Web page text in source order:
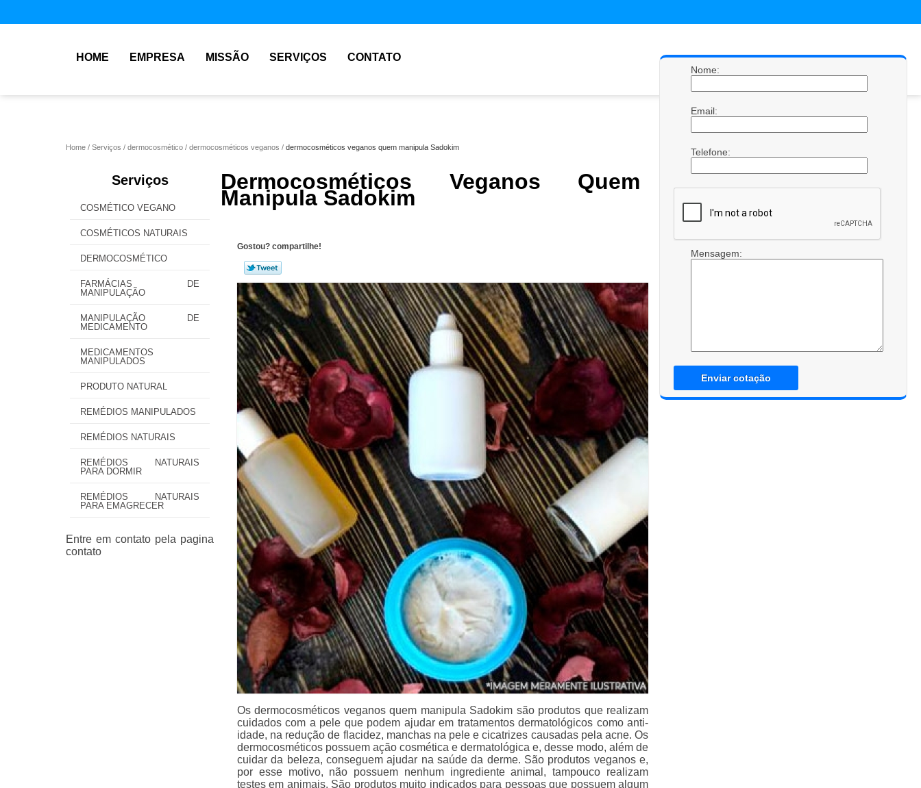
HOME EMPRESA MISSÃO SERVIÇOS CONTATO
Home Serviços dermocosmético dermocosméticos veganos dermocosméticos veganos quem manipula Sadokim
Serviços
COSMÉTICO VEGANO
COSMÉTICOS NATURAIS
DERMOCOSMÉTICO
FARMÁCIAS DE
MANIPULAÇÃO
MANIPULAÇÃO DE
MEDICAMENTO
MEDICAMENTOS
MANIPULADOS
PRODUTO NATURAL
REMÉDIOS MANIPULADOS
REMÉDIOS NATURAIS
REMÉDIOS NATURAIS
PARA DORMIR
REMÉDIOS NATURAIS
PARA EMAGRECER
Dermocosméticos Veganos Quem
Manipula Sadokim
Gostou? compartilhe!
Os dermocosméticos veganos quem manipula Sadokim são produtos que realizam
cuidados com a pele que podem ajudar em tratamentos dermatológicos como anti-
idade, na redução de flacidez, manchas na pele e cicatrizes causadas pela acne. Os
dermocosméticos possuem ação cosmética e dermatológica e, desse modo, além de
cuidar da beleza, conseguem ajudar na saúde da derme. São produtos veganos e,
por esse motivo, não possuem nenhum ingrediente animal, tampouco realizam
testes em animais. São produtos muito indicados para pessoas que possuem algum
Nome:
Email:
Telefone:
Mensagem:
Enviar cotação